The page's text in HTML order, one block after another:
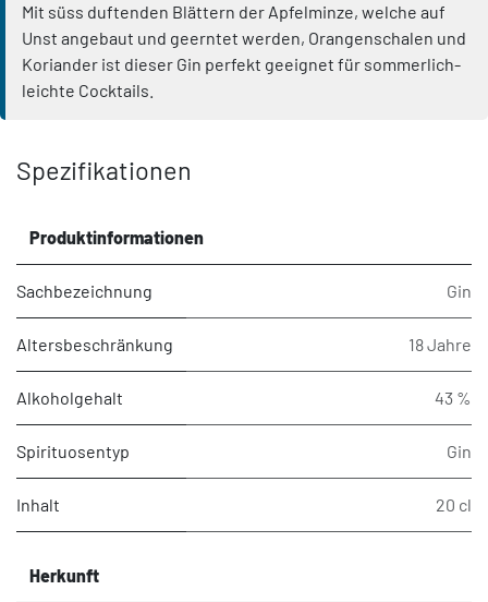
Mit süss duftenden Blättern der Apfelminze, welche auf
Unst angebaut und geerntet werden, Orangenschalen und
Koriander ist dieser Gin perfekt geeignet für sommerlich-
leichte Cocktails.
Spezifikationen
Produktinformationen
Sachbezeichnung Gin
Altersbeschränkung 18 Jahre
Alkoholgehalt 43 %
Spirituosentyp Gin
Inhalt 20 cl
Herkunft